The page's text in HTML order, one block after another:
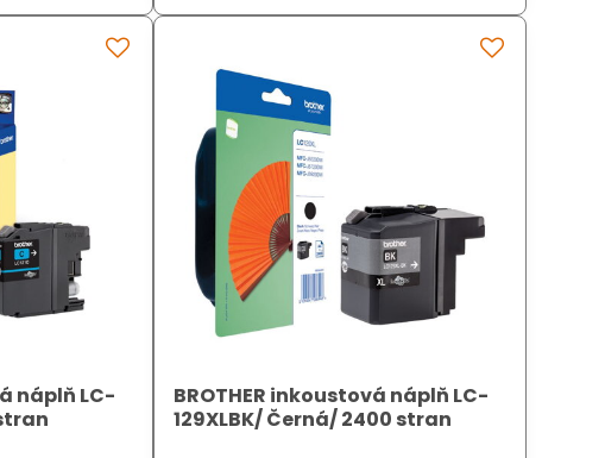
náplň LC-
BROTHER inkoustová náplň LC-
129XLBK/ Černá/ 2400 stran